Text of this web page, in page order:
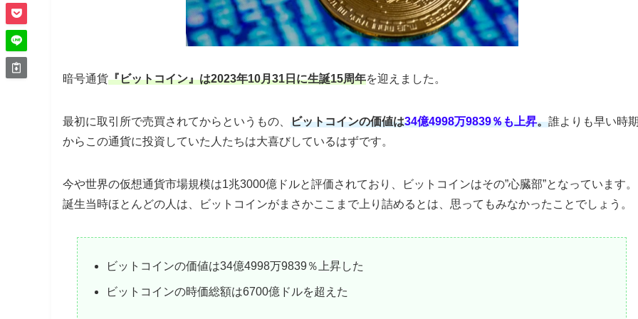
暗号通貨『ビットコイン』は2023年10月31日に生誕15周年を迎えました。
最初に取引所で売買されてからというもの、 ビットコインの価値は34億4998万9839％も上昇。誰よりも早い時
からこの通貨に投資していた人たちは大喜びしているはずです。
今や世界の仮想通貨市場規模は1兆3000億ドルと評価されており、ビットコインはその”心臓部”となっています。
誕生当時ほとんどの人は、ビットコインがまさかここまで上り詰めるとは、思ってもみなかったことでしょう。
ビットコインの価値は34億4998万9839％上昇した
ビットコインの時価総額は6700億ドルを超えた